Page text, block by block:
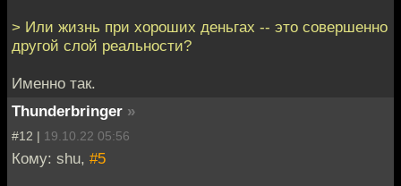
> Или жизнь при хороших деньгах -- это совершенно
другой слой реальности?
Именно так.
Thunderbringer »
#12 | 19.10.22 05:56
Кому: shu, #5